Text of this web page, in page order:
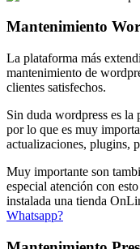
Mantenimiento
La plataforma más
mantenimiento de
clientes satisfechos.
Sin duda wordpress es la
por lo que es muy
actualizaciones, plugins,
Muy importante son
especial atención con
instalada una tienda
Whatsapp?